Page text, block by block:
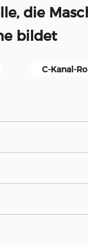
die
bildet
C-Kanal-